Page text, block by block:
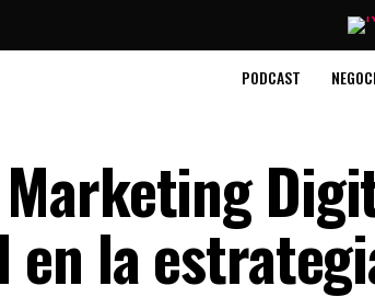
PODCAST
en la